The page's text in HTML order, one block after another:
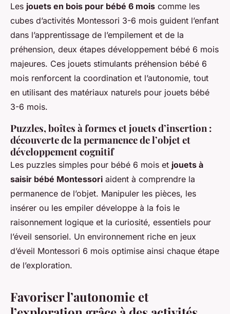
Les jouets en bois pour bébé 6 mois comme les
cubes d’activités Montessori 3-6 mois guident l’enfant
dans l’apprentissage de l’empilement et de la
préhension, deux étapes développement bébé 6 mois
majeures. Ces jouets stimulants préhension bébé 6
mois renforcent la coordination et l’autonomie, tout
en utilisant des matériaux naturels pour jouets bébé
3-6 mois.
Puzzles, boîtes à formes et jouets d’insertion :
découverte de la permanence de l’objet et
développement cognitif
Les puzzles simples pour bébé 6 mois et jouets à
saisir bébé Montessori aident à comprendre la
permanence de l’objet. Manipuler les pièces, les
insérer ou les empiler développe à la fois le
raisonnement logique et la curiosité, essentiels pour
l’éveil sensoriel. Un environnement riche en jeux
d’éveil Montessori 6 mois optimise ainsi chaque étape
de l’exploration.
Favoriser l’autonomie et